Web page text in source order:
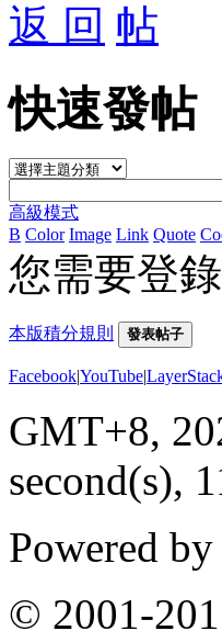
返 回
快速發帖
高級模式
B Color Image Link Quote
您需要登
本版積分規則 發表帖子
Facebook|YouTube|
GMT+8,
second(s),
Powered by
© 2001-